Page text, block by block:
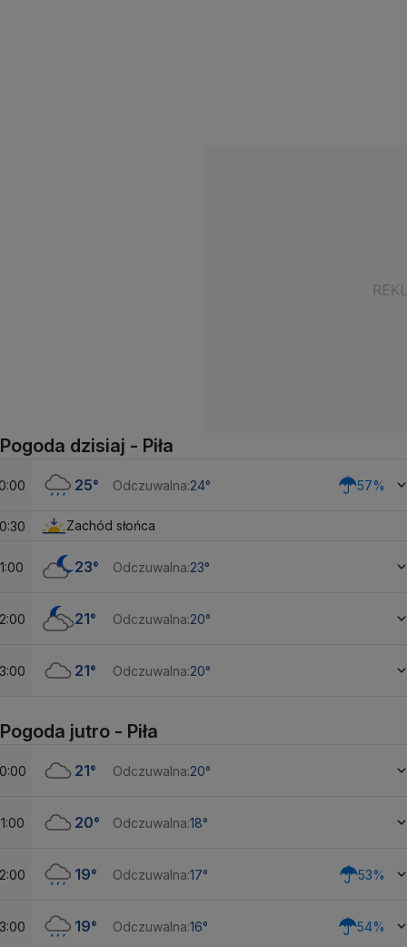
Pogoda dzisiaj - Piła
25° Odczuwalna:24° 57%
Zachód słońca
23° Odczuwalna:23°
21° Odczuwalna:20°
21° Odczuwalna:20°
Pogoda jutro - Piła
21° Odczuwalna:20°
20° Odczuwalna:18°
19° Odczuwalna:17° 53%
19° Odczuwalna:16° 54%